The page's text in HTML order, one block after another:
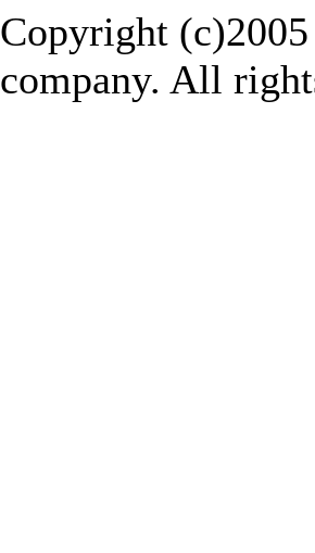
Copyright
company. All